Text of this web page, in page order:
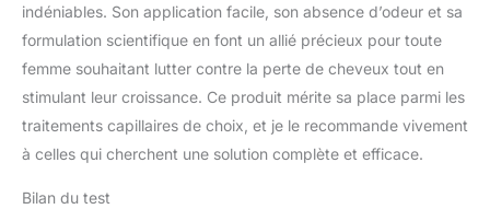
indéniables. Son application facile, son absence d’odeur et sa
formulation scientifique en font un allié précieux pour toute
femme souhaitant lutter contre la perte de cheveux tout en
stimulant leur croissance. Ce produit mérite sa place parmi les
traitements capillaires de choix, et je le recommande vivement
à celles qui cherchent une solution complète et efficace.
Bilan du test